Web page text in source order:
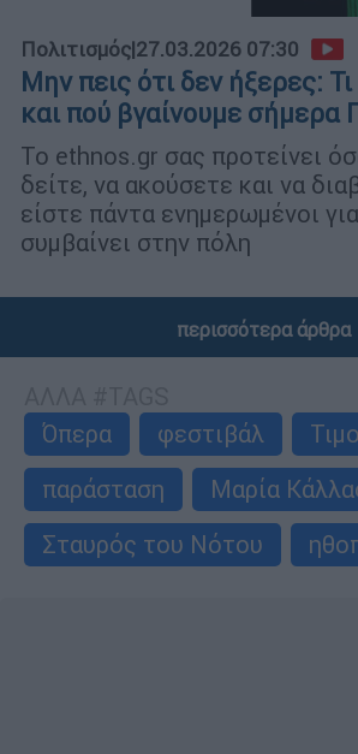
Πολιτισμός|27.03.2026 07:30
Μην πεις ότι δεν ήξερες:
και πού βγαίνουμε σήμερα
Το ethnos.gr σας προτείνει
δείτε, να ακούσετε και να
είστε πάντα ενημερωμένοι
συμβαίνει στην πόλη
περισσότερα άρθρα
Όπερα
φεστιβάλ
παράσταση
Μαρία
Σταυρός του Νότου